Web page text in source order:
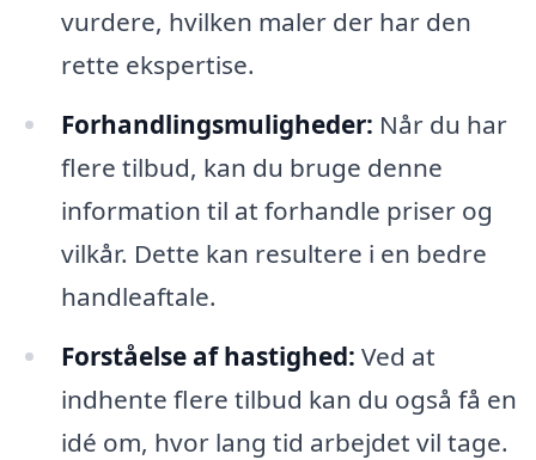
vurdere, hvilken maler der har den
rette ekspertise.
Forhandlingsmuligheder: Når du har
flere tilbud, kan du bruge denne
information til at forhandle priser og
vilkår. Dette kan resultere i en bedre
handleaftale.
Forståelse af hastighed: Ved at
indhente flere tilbud kan du også få en
idé om, hvor lang tid arbejdet vil tage.